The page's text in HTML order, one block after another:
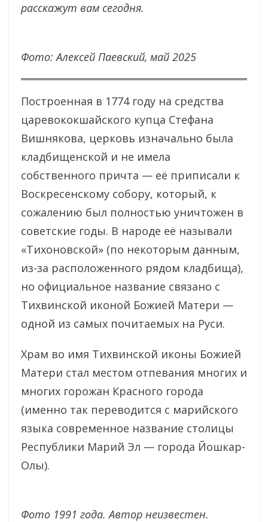
расскажут вам сегодня.
Фото: Алексей Паевский, май 2025
Построенная в 1774 году на средства
царевококшайского купца Стефана
Вишнякова, церковь изначально была
кладбищенской и не имела
собственного причта — её приписали к
Воскресенскому собору, который, к
сожалению был полностью уничтожен в
советские годы. В народе её называли
«Тихоновской» (по некоторым данным,
из-за расположенного рядом кладбища),
но официальное название связано с
Тихвинской иконой Божией Матери —
одной из самых почитаемых на Руси.
Храм во имя Тихвинской иконы Божией
Матери стал местом отпевания многих и
многих горожан Красного города
(именно так переводится с марийского
языка современное название столицы
Республики Марий Эл — города Йошкар-
Олы).
Фото 1991 года. Автор неизвестен.